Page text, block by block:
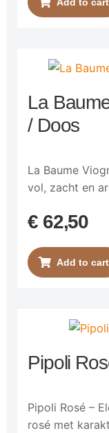
La
/ Doos
La Baume
vol, zacht en
€62,50
Add to cart
Pipoli
Pipoli Rosé –
rosé met